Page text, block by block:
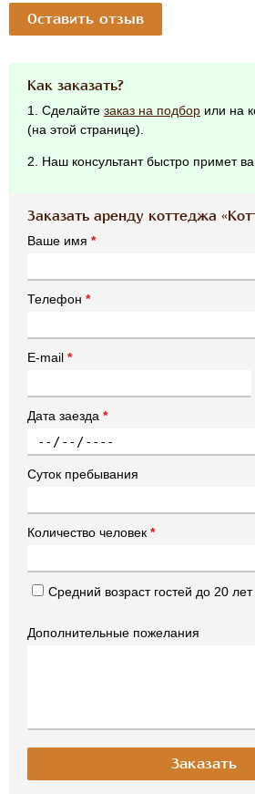
Оставить отзыв
Как заказать?
1. Сделайте заказ на подбор или на
(на этой странице).
2. Наш консультант быстро примет
Заказать аренду коттеджа
Ваше имя *
Телефон *
E-mail *
Дата заезда *
Суток пребывания
Количество человек *
Средний возраст гостей до 20 лет
Дополнительные пожелания